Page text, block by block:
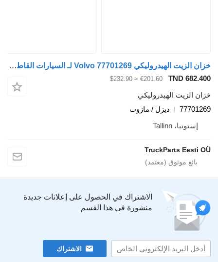
خزان الزيت الهيدروليكي Volvo 77701269 لـ السيارات القاطرة Volvo FM7-FM12, FM, FMX (1998-2014)
TND 682.400
€201.60
≈ $232.90
خزان الزيت الهيدروليكي
77701269
ديزل / مازوت
إستونيا، Tallinn
TruckParts Eesti OÜ
الاشتراك في الحصول على إعلانات جديدة
منشورة في هذا القسم
الاشتراك